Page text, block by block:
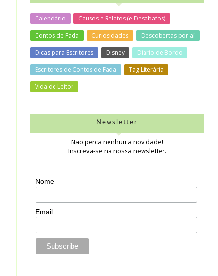
Calendário Causos e Relatos (e Desabafos)
Contos de Fada Curiosidades Descobertas por aí
Dicas para Escritores Disney Diário de Bordo
Escritores de Contos de Fada Tag Literária
Vida de Leitor
Newsletter
Não perca nenhuma novidade!
Inscreva-se na nossa newsletter.
Nome
Email